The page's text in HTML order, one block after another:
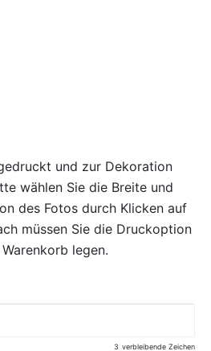
und zur Dekoration
wählen Sie die Breite und
des Fotos durch Klicken auf
müssen Sie die Druckoption
legen.
3 verbleibende Zeichen